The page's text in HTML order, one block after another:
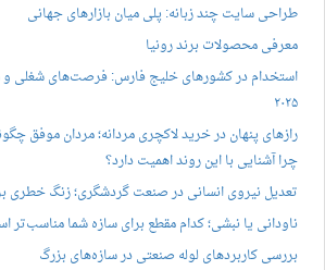
طراحی سایت چند زبانه: پلی میان بازارهای جهانی
معرفی محصولات برند رونیا
استخدام در کشورهای خلیج فارس: فرصت‌های شغلی و
۲۰۲۵
رازهای پنهان در خرید لاکچری مردانه؛ مردان موفق
چرا آشنایی با این روند اهمیت دارد؟
تعدیل نیروی انسانی در صنعت گردشگری؛ زنگ خطری
ناودانی یا نبشی؛ کدام مقطع برای سازه شما مناسب‌تر
بررسی کاربردهای لوله صنعتی در سازه‌های بزرگ